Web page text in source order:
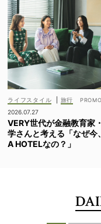
ライフスタイル
旅行
2026.07.27
VERY世代が金融教育家
学さんと考える「なぜ今
A HOTELなの？」